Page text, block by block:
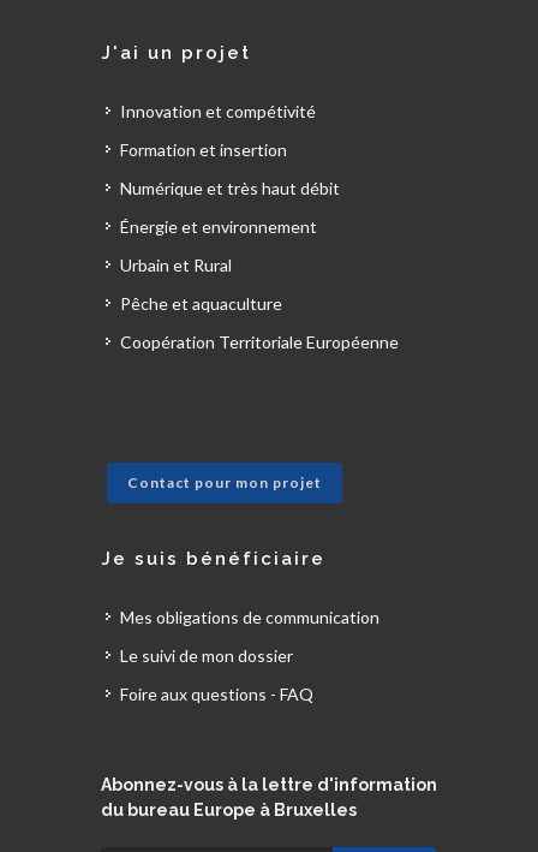
J'ai un projet
Innovation et compétivité
Formation et insertion
Numérique et très haut débit
Énergie et environnement
Urbain et Rural
Pêche et aquaculture
Coopération Territoriale Européenne
Contact pour mon projet
Je suis bénéficiaire
Mes obligations de communication
Le suivi de mon dossier
Foire aux questions - FAQ
Abonnez-vous à la lettre d'information
du bureau Europe à Bruxelles